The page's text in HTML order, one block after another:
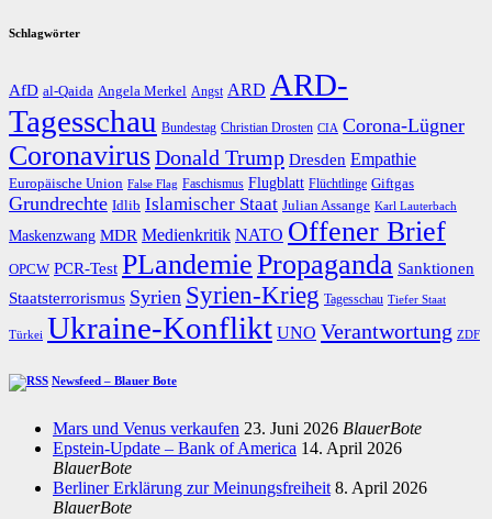
Schlagwörter
AfD al-Qaida Angela Merkel Angst ARD ARD-
Tagesschau Bundestag Christian Drosten CIA Corona-Lügner
CoronavirusDonald Trump Dresden Empathie
Europäische Union False Flag Faschismus Flugblatt Flüchtlinge Giftgas
Grundrechte Idlib Islamischer Staat Julian Assange Karl Lauterbach
Maskenzwang MDR Medienkritik NATO Offener Brief
OPCW PCR-Test PLandemiePropaganda Sanktionen
Staatsterrorismus Syrien Syrien-Krieg Tagesschau Tiefer Staat
Türkei Ukraine-Konflikt UNO Verantwortung ZDF
Newsfeed – Blauer Bote
Mars und Venus verkaufen 23. Juni 2026 BlauerBote
Epstein-Update – Bank of America 14. April 2026
BlauerBote
Berliner Erklärung zur Meinungsfreiheit 8. April 2026
BlauerBote